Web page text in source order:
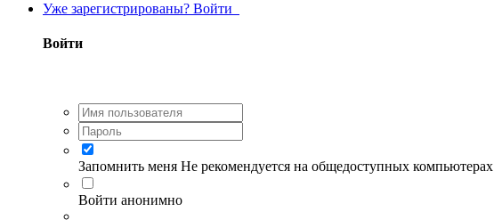
Уже зарегистрированы? Войти
Войти
Запомнить меня Не рекомендуется на общедоступных компьютерах
Войти анонимно